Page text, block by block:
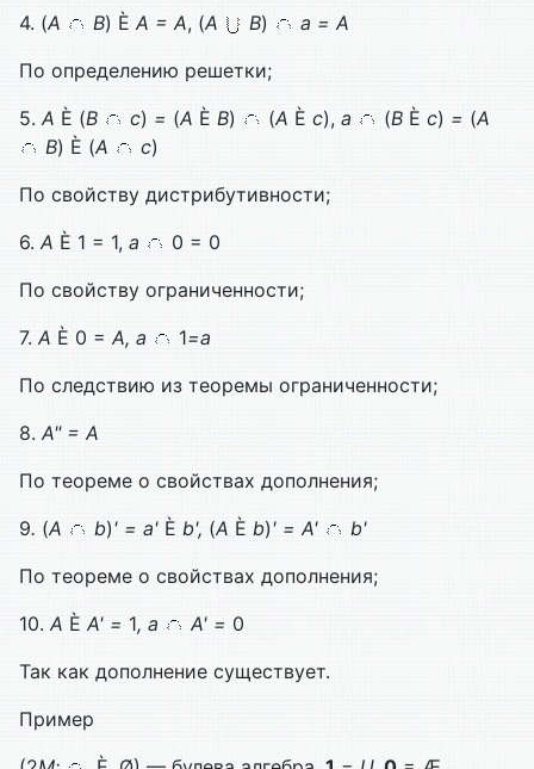
4. (А B) È A =A, (A B) а =A
По определению решетки;
5.A È (B с) = (A È B) (A È с), а (B È с) = (А
B) È (А с)
По свойству дистрибутивности;
6. A È 1 = 1, а
0 = 0
По свойству ограниченности;
7.A È 0 =A, а 1=а
По следствию из теоремы ограниченности;
8. A" =A
По теореме о свойствах дополнения;
9. (А b)' = a' È b', (A È b)' =А'
b'
По теореме о свойствах дополнения;
10.A È A' = 1, а А' = 0
Так как дополнение существует.
Пример